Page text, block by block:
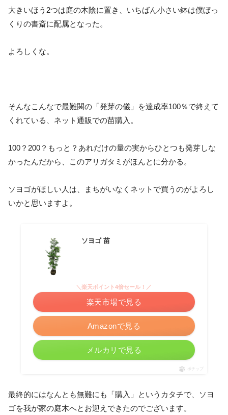
大きいほう2つは庭の木陰に置き、いちばん小さい鉢は僕ぼっ
くりの書斎に配属となった。
よろしくな。
そんなこんなで最難関の「発芽の儀」を達成率100％で終えて
くれている、ネット通販での苗購入。
100？200？もっと？あれだけの量の実からひとつも発芽しな
かったんだから、このアリガタミがほんとに分かる。
ソヨゴがほしい人は、まちがいなくネットで買うのがよろし
いかと思いますよ。
ソヨゴ 苗
Amazonで見る
＼楽天ポイント4倍セール！／
楽天市場で見る
メルカリで見る
ポチップ
最終的にはなんとも無難にも「購入」というカタチで、ソヨ
ゴを我が家の庭木へとお迎えできたのでございます。